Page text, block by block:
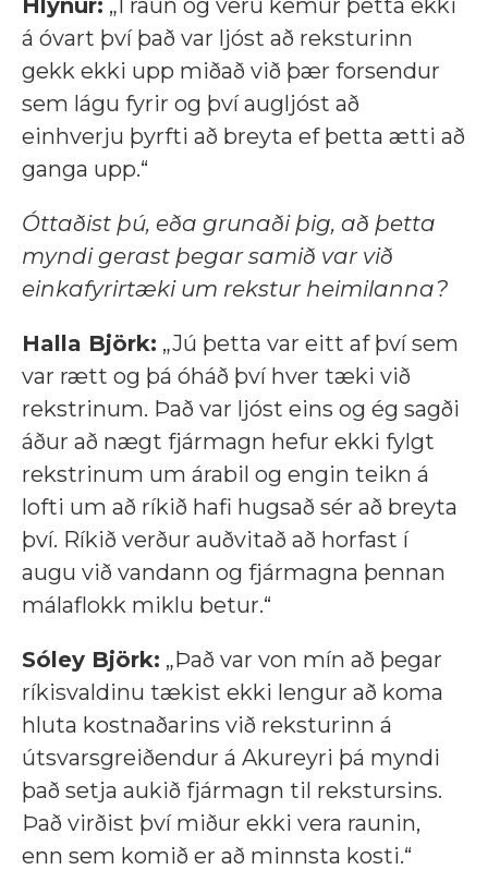
á óvart því það var ljóst að reksturinn
gekk ekki upp miðað við þær forsendur
sem lágu fyrir og því augljóst að
einhverju þyrfti að breyta ef þetta ætti að
ganga upp.“
Óttaðist þú, eða grunaði þig, að þetta
myndi gerast þegar samið var við
einkafyrirtæki um rekstur heimilanna?
Halla Björk: „Jú þetta var eitt af því sem
var rætt og þá óháð því hver tæki við
rekstrinum. Það var ljóst eins og ég sagði
áður að nægt fjármagn hefur ekki fylgt
rekstrinum um árabil og engin teikn á
lofti um að ríkið hafi hugsað sér að breyta
því. Ríkið verður auðvitað að horfast í
augu við vandann og fjármagna þennan
málaflokk miklu betur.“
Sóley Björk: „Það var von mín að þegar
ríkisvaldinu tækist ekki lengur að koma
hluta kostnaðarins við reksturinn á
útsvarsgreiðendur á Akureyri þá myndi
það setja aukið fjármagn til rekstursins.
Það virðist því miður ekki vera raunin,
enn sem komið er að minnsta kosti.“